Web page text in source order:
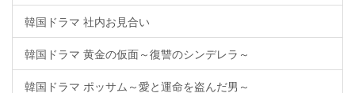
韓国ドラマ 社内お見合い
韓国ドラマ 黄金の仮面～復讐のシンデレラ～
韓国ドラマ ポッサム～愛と運命を盗んだ男～